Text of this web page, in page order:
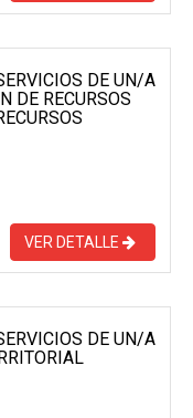
DE UN/A
DE RECURSOS
VER DETALLE
DE UN/A